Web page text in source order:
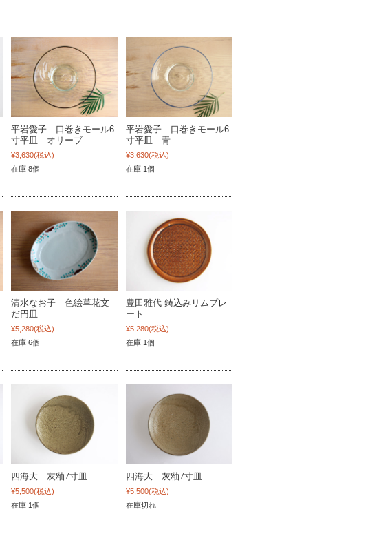
平岩愛子 口巻きモール6
寸平皿 オリーブ
¥3,630(税込)
在庫 8個
平岩愛子 口巻きモール6
寸平皿 青
¥3,630(税込)
在庫 1個
清水なお子 色絵草花文
だ円皿
¥5,280(税込)
在庫 6個
豊田雅代 鋳込みリムプレ
ート
¥5,280(税込)
在庫 1個
四海大 灰釉7寸皿
¥5,500(税込)
在庫 1個
四海大 灰釉7寸皿
¥5,500(税込)
在庫切れ